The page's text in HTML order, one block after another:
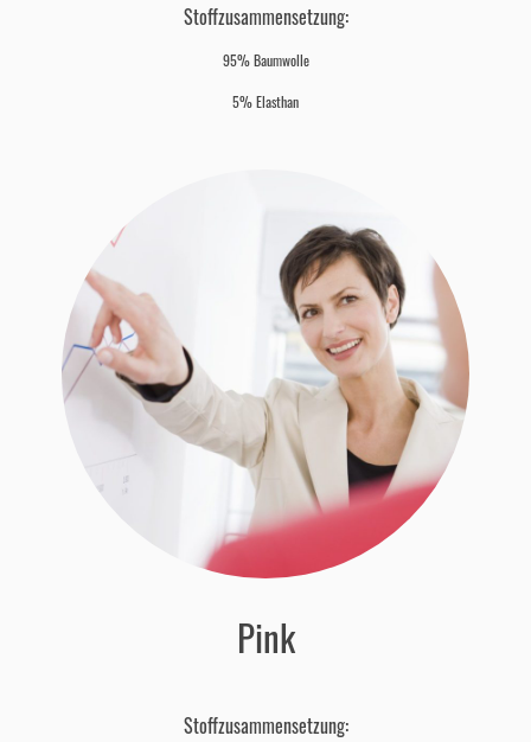
Stoffzusammensetzung:
95% Baumwolle
5% Elasthan
Pink
Stoffzusammensetzung: